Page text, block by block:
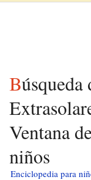
Búsqueda de Planetas
Ventana
niños
Enciclopedia para